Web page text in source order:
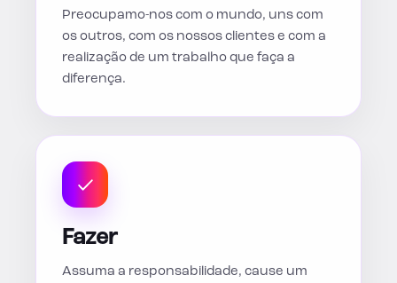
Preocupamo-nos com o mundo, uns com
os outros, com os nossos clientes e com a
realização de um trabalho que faça a
diferença.
Fazer
Assuma a responsabilidade, cause um